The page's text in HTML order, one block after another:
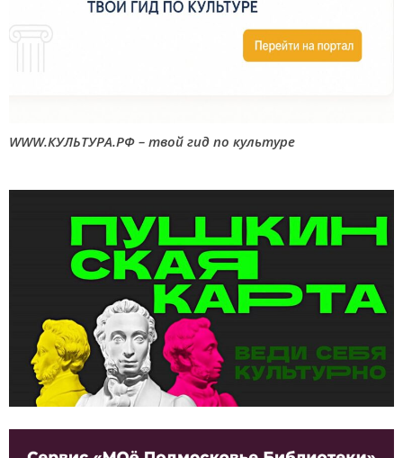
WWW.КУЛЬТУРА.РФ – твой гид по культуре